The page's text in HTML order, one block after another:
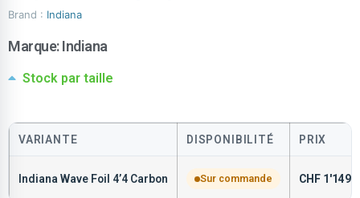
Brand : Indiana
Marque:Indiana
Stock par taille
VARIANTE DISPONIBILITÉ PRIX
Indiana Wave Foil 4’4 Carbon Sur commande CHF